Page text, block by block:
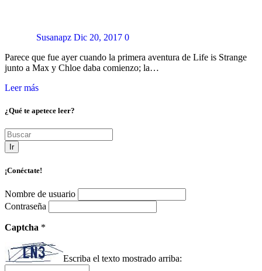
Susanapz Dic 20, 2017 0
Parece que fue ayer cuando la primera aventura de Life is Strange
junto a Max y Chloe daba comienzo; la…
Leer más
¿Qué te apetece leer?
Ir
¡Conéctate!
Nombre de usuario
Contraseña
Captcha *
Escriba el texto mostrado arriba: